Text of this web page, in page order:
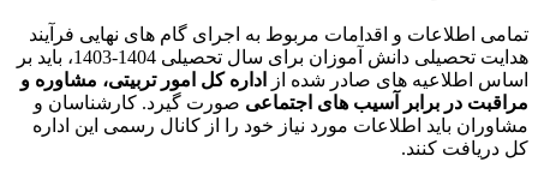
تمامی اطلاعات و اقدامات مربوط به اجرای گام های نهایی فرآیند
هدایت تحصیلی دانش آموزان برای سال تحصیلی 1404-1403، باید بر
اساس اطلاعیه های صادر شده از
اداره کل امور تربیتی، مشاوره و
مراقبت در برابر آسیب های اجتماعی صورت گیرد. کارشناسان و
مشاوران باید اطلاعات مورد نیاز خود را از کانال رسمی این اداره
کل دریافت کنند.